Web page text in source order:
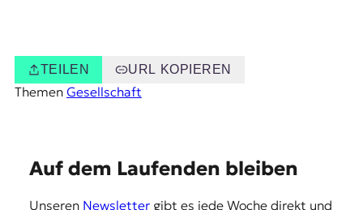
TEILEN URL KOPIEREN
Themen Gesellschaft
Auf dem Laufenden bleiben
Unseren Newslettergibt es jede Woche direkt und